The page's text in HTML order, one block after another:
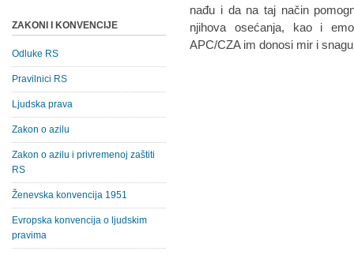
nađu i da na taj način
njihova osećanja, kao i
APC/CZA im donosi mir i
ZAKONI I KONVENCIJE
Odluke RS
Pravilnici RS
Ljudska prava
Zakon o azilu
Zakon o azilu i privremenoj zaštiti
RS
Ženevska konvencija 1951
Evropska konvencija o ljudskim
pravima